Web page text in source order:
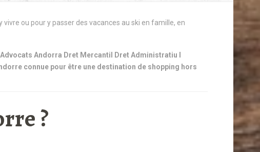
Advocats Andorra Dret Mercantil Dret Administratiu I
connue pour être une destination de shopping hors
?